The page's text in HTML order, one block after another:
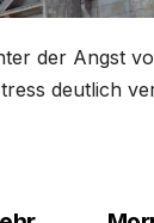
der Angst
deutlich